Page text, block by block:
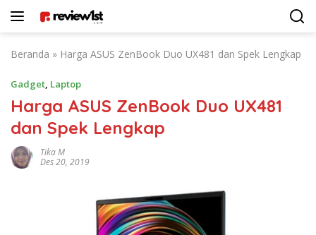
Beranda » Harga ASUS ZenBook Duo UX481 dan Spek Lengkap
Gadget, Laptop
Harga ASUS ZenBook Duo UX481
dan Spek Lengkap
Tika M
Des 20, 2019